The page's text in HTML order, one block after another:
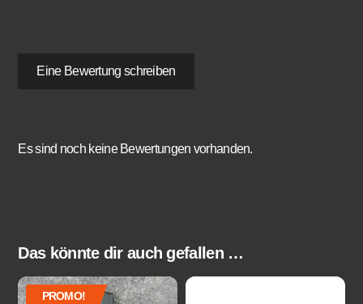
Eine Bewertung schreiben
Es sind noch keine Bewertungen vorhanden.
Das könnte dir auch gefallen …
PROMO!